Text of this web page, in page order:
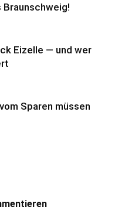
Eizelle — und wer
Sparen müssen